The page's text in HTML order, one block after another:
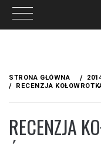
treści
STRONA GŁÓWNA
RECENZJA
RECENZJA